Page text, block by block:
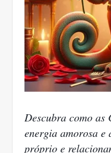
Descubra como
energia amorosa e
próprio e